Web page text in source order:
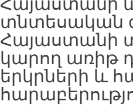
Հայաստանի
տնտեսական
Հայաստանի
կարող առիթ
երկրների և